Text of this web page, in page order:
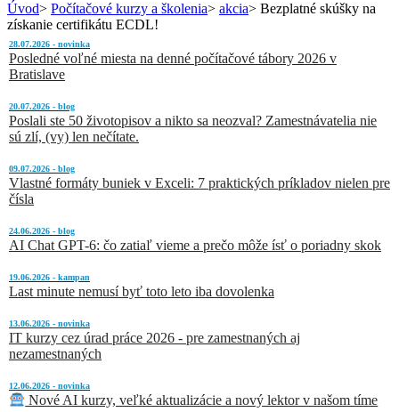
Úvod> Počítačové kurzy a školenia> akcia> Bezplatné skúšky na
získanie certifikátu ECDL!
28.07.2026 - novinka
Posledné voľné miesta na denné počítačové tábory 2026 v
Bratislave
20.07.2026 - blog
Poslali ste 50 životopisov a nikto sa neozval? Zamestnávatelia nie
sú zlí, (vy) len nečítate.
09.07.2026 - blog
Vlastné formáty buniek v Exceli: 7 praktických príkladov nielen pre
čísla
24.06.2026 - blog
AI Chat GPT-6: čo zatiaľ vieme a prečo môže ísť o poriadny skok
19.06.2026 - kampan
Last minute nemusí byť toto leto iba dovolenka
13.06.2026 - novinka
IT kurzy cez úrad práce 2026 - pre zamestnaných aj
nezamestnaných
12.06.2026 - novinka
Nové AI kurzy, veľké aktualizácie a nový lektor v našom tíme